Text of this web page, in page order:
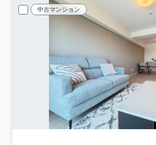
中古マンション